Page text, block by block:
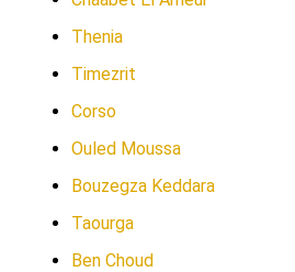
Thenia
Timezrit
Corso
Ouled Moussa
Bouzegza Keddara
Taourga
Ben Choud